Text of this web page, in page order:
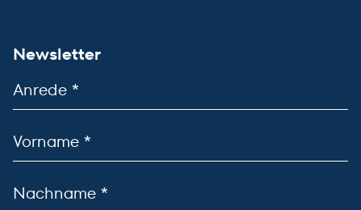
Newsletter